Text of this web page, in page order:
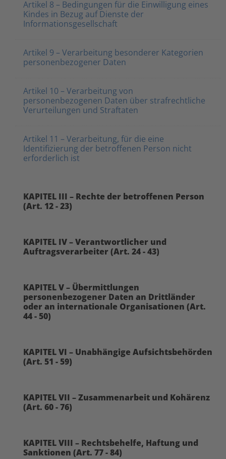
Artikel 8 – Bedingungen für die Einwilligung eines
Kindes in Bezug auf Dienste der
Informationsgesellschaft
Artikel 9 – Verarbeitung besonderer Kategorien
personenbezogener Daten
Artikel 10 – Verarbeitung von
personenbezogenen Daten über strafrechtliche
Verurteilungen und Straftaten
Artikel 11 – Verarbeitung, für die eine
Identifizierung der betroffenen Person nicht
erforderlich ist
KAPITEL III – Rechte der betroffenen Person
(Art. 12 - 23)
KAPITEL IV – Verantwortlicher und
Auftragsverarbeiter (Art. 24 - 43)
KAPITEL V – Übermittlungen
personenbezogener Daten an Drittländer
oder an internationale Organisationen (Art.
44 - 50)
KAPITEL VI – Unabhängige Aufsichtsbehörden
(Art. 51 - 59)
KAPITEL VII – Zusammenarbeit und Kohärenz
(Art. 60 - 76)
KAPITEL VIII – Rechtsbehelfe, Haftung und
Sanktionen (Art. 77 - 84)